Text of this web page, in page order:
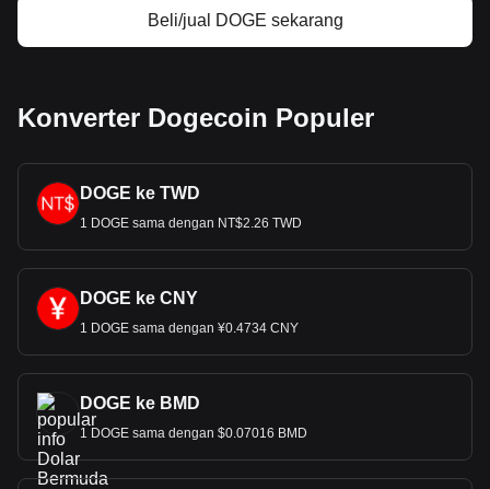
Beli/jual DOGE sekarang
Konverter Dogecoin Populer
DOGE ke TWD
1 DOGE sama dengan NT$2.26 TWD
DOGE ke CNY
1 DOGE sama dengan ¥0.4734 CNY
DOGE ke BMD
1 DOGE sama dengan $0.07016 BMD